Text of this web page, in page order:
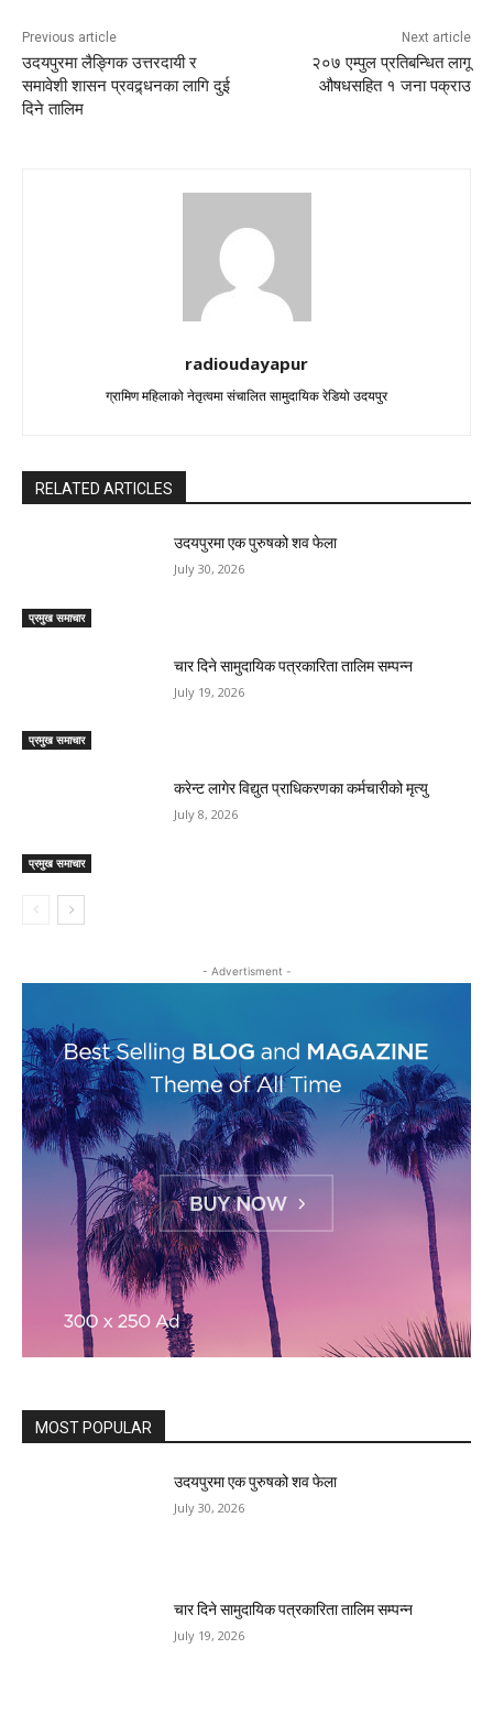
Previous article
उदयपुरमा लैङ्गिक उत्तरदायी र
समावेशी शासन प्रवद्र्धनका लागि दुई
दिने तालिम
Next article
२०७ एम्पुल प्रतिबन्धित लागू
औषधसहित १ जना पक्राउ
radioudayapur
ग्रामिण महिलाको नेतृत्वमा संचालित सामुदायिक रेडियो उदयपुर
RELATED ARTICLES
प्रमुख समाचार
उदयपुरमा एक पुरुषको शव फेला
July 30, 2026
प्रमुख समाचार
चार दिने सामुदायिक पत्रकारिता तालिम सम्पन्न
July 19, 2026
प्रमुख समाचार
करेन्ट लागेर विद्युत प्राधिकरणका कर्मचारीको मृत्यु
July 8, 2026
- Advertisment -
MOST POPULAR
उदयपुरमा एक पुरुषको शव फेला
July 30, 2026
चार दिने सामुदायिक पत्रकारिता तालिम सम्पन्न
July 19, 2026